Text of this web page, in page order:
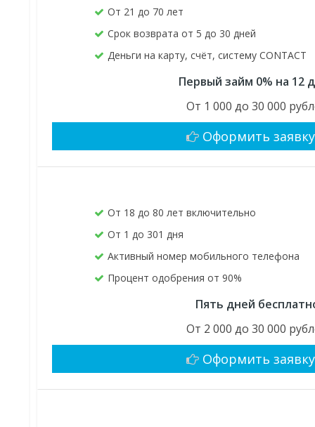
От 21 до 70 лет
Срок возврата от 5 до 30 дней
Деньги на карту, счёт, систему CONTACT
Первый займ 0% на 12
От 1 000 до 30 000
Оформить заявку
От 18 до 80 лет включительно
От 1 до 301 дня
Активный номер мобильного телефона
Процент одобрения от 90%
Пять дней
От 2 000 до 30 000
Оформить заявку